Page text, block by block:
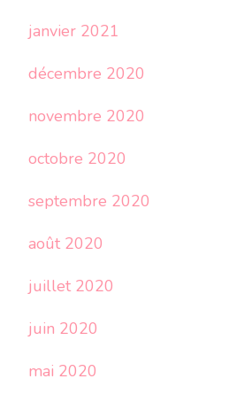
janvier 2021
décembre 2020
novembre 2020
octobre 2020
septembre 2020
août 2020
juillet 2020
juin 2020
mai 2020